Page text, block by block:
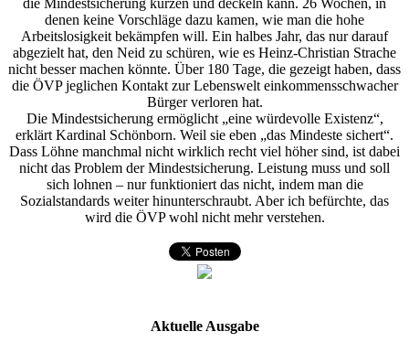
denen keine Vorschläge dazu kamen, wie man die hohe
Arbeitslosigkeit bekämpfen will. Ein halbes Jahr, das nur darauf
abgezielt hat, den Neid zu schüren, wie es Heinz-Christian Strache
nicht besser machen könnte. Über 180 Tage, die gezeigt haben, dass
die ÖVP jeglichen Kontakt zur Lebenswelt einkommensschwacher
Bürger verloren hat.
Die Mindestsicherung ermöglicht „eine würdevolle Existenz“,
erklärt Kardinal Schönborn. Weil sie eben „das Mindeste sichert“.
Dass Löhne manchmal nicht wirklich recht viel höher sind, ist dabei
nicht das Problem der Mindestsicherung. Leistung muss und soll
sich lohnen – nur funktioniert das nicht, indem man die
Sozialstandards weiter hinunterschraubt. Aber ich befürchte, das
wird die ÖVP wohl nicht mehr verstehen.
Aktuelle Ausgabe